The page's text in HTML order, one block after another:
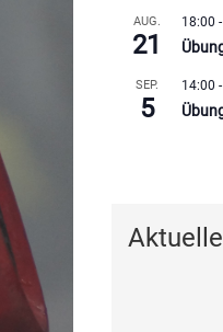
AUG.
21
18:00
SEP.
5
14:00 -